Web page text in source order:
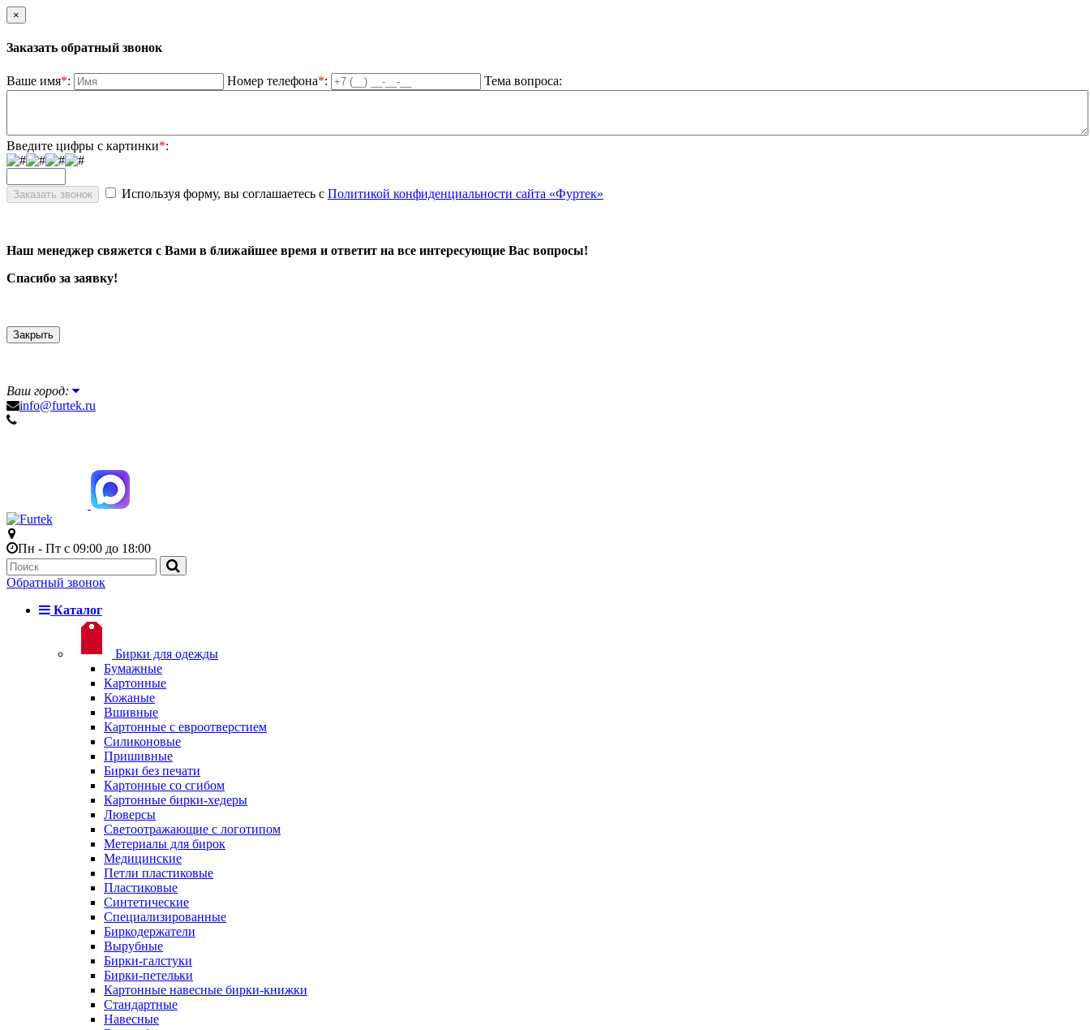
×
Заказать обратный звонок
Ваше имя*: Номер телефона*: Тема вопроса:
Введите цифры с картинки*:
Используя форму, вы соглашаетесь с Политикой конфиденциальности сайта «Фуртек»
Наш менеджер свяжется с Вами в ближайшее время и ответит на все интересующие Вас вопросы!
Спасибо за заявку!
Закрыть
Ваш город:
info@furtek.ru
Пн - Пт с 09:00 до 18:00
Обратный звонок
Каталог
Бирки для одежды
Бумажные
Картонные
Кожаные
Вшивные
Картонные с евроотверстием
Силиконовые
Пришивные
Бирки без печати
Картонные со сгибом
Картонные бирки-хедеры
Люверсы
Светоотражающие с логотипом
Метериалы для бирок
Медицинские
Петли пластиковые
Пластиковые
Синтетические
Специализированные
Биркодержатели
Вырубные
Бирки-галстуки
Бирки-петельки
Картонные навесные бирки-книжки
Стандартные
Навесные